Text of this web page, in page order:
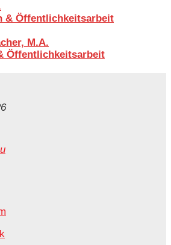
& Öffentlichkeitsarbeit
M.A.
Öffentlichkeitsarbeit